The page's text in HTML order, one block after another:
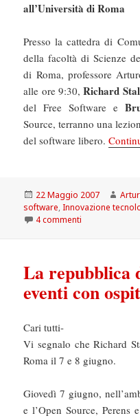
all’Università di Roma
Presso la cattedra di
della facoltà di Scienze
di Roma, professore
alle ore 9:30,Richard
del Free Software e
Source, terranno una
del software libero.
Scritto
il
22 Maggio 2007
software,Innovazione
4 commenti
La repubblica
eventi con
Cari tutti-
Vi segnalo che Richard
Roma il 7 e 8 giugno.
Giovedì 7 giugno,
e l’Open Source, Perens